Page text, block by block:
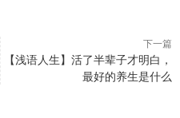
下一篇
【浅语人生】活了半辈子才明白，
最好的养生是什么